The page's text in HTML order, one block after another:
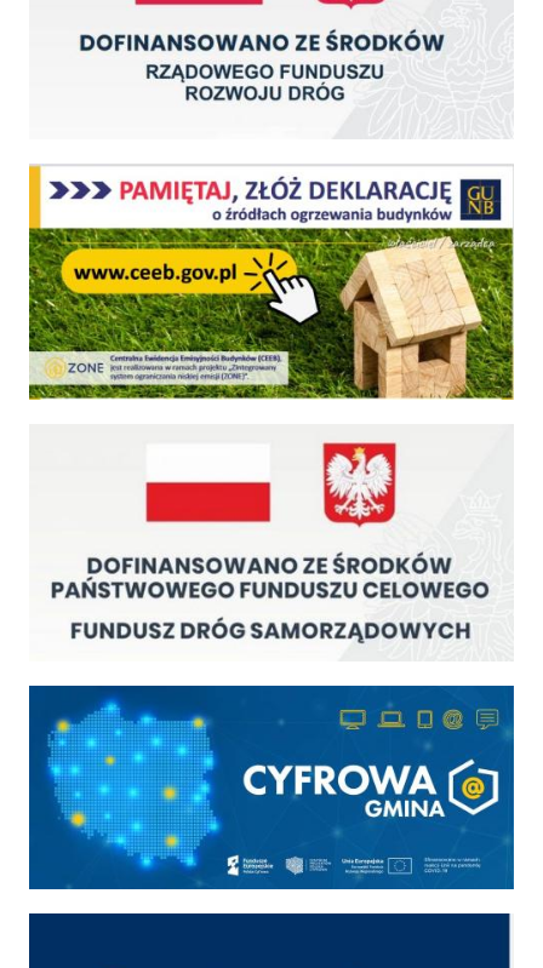
Centralna Ewidencja Emisyjności Budynków - z dniem 1 lipca 2021 r. obowiązkowe
Cyfrowa gmina